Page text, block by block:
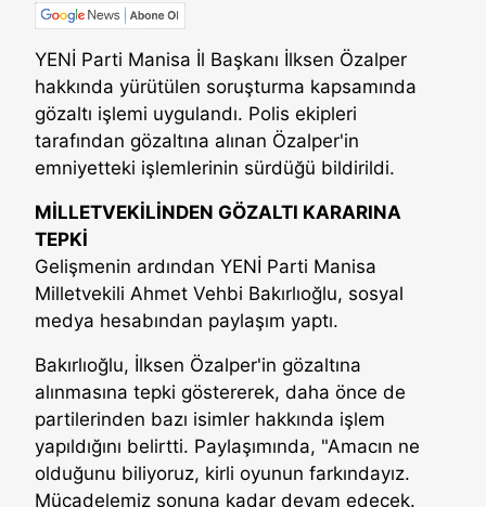
YENİ Parti Manisa İl Başkanı İlksen Özalper
hakkında yürütülen soruşturma kapsamında
gözaltı işlemi uygulandı. Polis ekipleri
tarafından gözaltına alınan Özalper'in
emniyetteki işlemlerinin sürdüğü bildirildi.
MİLLETVEKİLİNDEN GÖZALTI KARARINA
TEPKİ
Gelişmenin ardından YENİ Parti Manisa
Milletvekili Ahmet Vehbi Bakırlıoğlu, sosyal
medya hesabından paylaşım yaptı.
Bakırlıoğlu, İlksen Özalper'in gözaltına
alınmasına tepki göstererek, daha önce de
partilerinden bazı isimler hakkında işlem
yapıldığını belirtti. Paylaşımında, "Amacın ne
olduğunu biliyoruz, kirli oyunun farkındayız.
Mücadelemiz sonuna kadar devam edecek.